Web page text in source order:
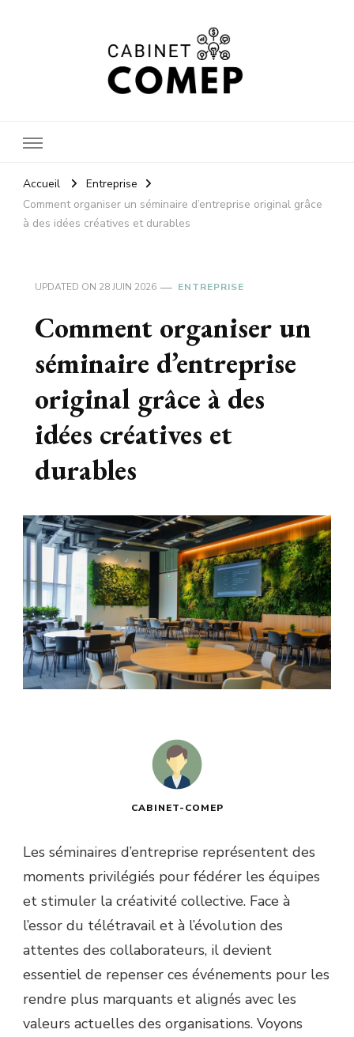
comep
Le blog
Accueil
Entreprise
Comment organiser un séminaire d’entreprise original grâce
à des idées créatives et durables
UPDATED ON 28 JUIN 2026 ENTREPRISE
Comment organiser un
séminaire d’entreprise
original grâce à des
idées créatives et
durables
CABINET-COMEP
Les séminaires d’entreprise représentent des
moments privilégiés pour fédérer les équipes
et stimuler la créativité collective. Face à
l’essor du télétravail et à l’évolution des
attentes des collaborateurs, il devient
essentiel de repenser ces événements pour les
rendre plus marquants et alignés avec les
valeurs actuelles des organisations. Voyons